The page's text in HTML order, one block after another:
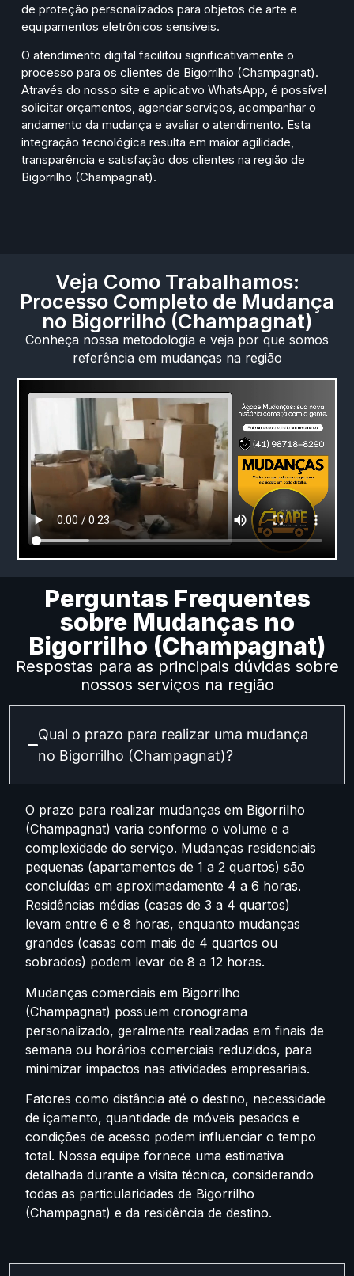
de proteção personalizados para objetos de arte e
equipamentos eletrônicos sensíveis.
O atendimento digital facilitou significativamente o
processo para os clientes de Bigorrilho (Champagnat).
Através do nosso site e aplicativo WhatsApp, é possível
solicitar orçamentos, agendar serviços, acompanhar o
andamento da mudança e avaliar o atendimento. Esta
integração tecnológica resulta em maior agilidade,
transparência e satisfação dos clientes na região de
Bigorrilho (Champagnat).
Veja Como Trabalhamos:
Processo Completo de Mudança
no Bigorrilho (Champagnat)
Conheça nossa metodologia e veja por que somos
referência em mudanças na região
Perguntas Frequentes
sobre Mudanças no
Bigorrilho (Champagnat)
Respostas para as principais dúvidas sobre
nossos serviços na região
Qual o prazo para realizar uma mudança
no Bigorrilho (Champagnat)?
O prazo para realizar mudanças em Bigorrilho
(Champagnat) varia conforme o volume e a
complexidade do serviço. Mudanças residenciais
pequenas (apartamentos de 1 a 2 quartos) são
concluídas em aproximadamente 4 a 6 horas.
Residências médias (casas de 3 a 4 quartos)
levam entre 6 e 8 horas, enquanto mudanças
grandes (casas com mais de 4 quartos ou
sobrados) podem levar de 8 a 12 horas.
Mudanças comerciais em Bigorrilho
(Champagnat) possuem cronograma
personalizado, geralmente realizadas em finais de
semana ou horários comerciais reduzidos, para
minimizar impactos nas atividades empresariais.
Fatores como distância até o destino, necessidade
de içamento, quantidade de móveis pesados e
condições de acesso podem influenciar o tempo
total. Nossa equipe fornece uma estimativa
detalhada durante a visita técnica, considerando
todas as particularidades de Bigorrilho
(Champagnat) e da residência de destino.